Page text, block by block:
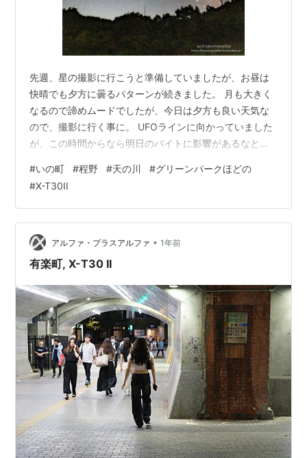
先週、星の撮影に行こうと準備していましたが、お昼は
快晴でも夕方に曇るパターンが続きました。 月も大きく
なるので諦めムードでしたが、今日は夕方も良い天気な
ので、撮影に行く事に。 UFOラインに向かっていました
が、この時間からなら明日のバイトに影響があるなと、
通りますが、看板も増えているし、至る所に駐車場は出
来ているし、すっかり観光地となっています。 地元民は
魔物が出るから寄り付かないと聞いた場所でしたが、今
は魔物は居ないのかな？。 まずは東滝に行ってみました
が、星の撮影には向いていません。 結果、お祭り広場で
撮影する事になりました。 沈みかけの…
#いの町 #程野 #天の川 #グリーンパークほどの
#X-T30II
アルファ・プラスアルファ • 1年前
有楽町, X-T30 II